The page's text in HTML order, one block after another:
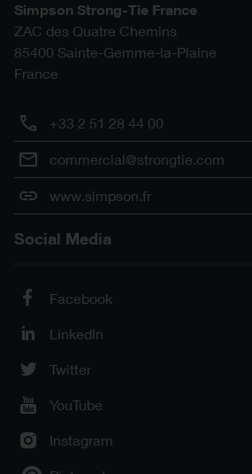
Simpson Strong-Tie France
ZAC des Quatre Chemins
85400 Sainte-Gemme-la-Plaine
France
+33 2 51 28 44 00
commercial@strongtie.com
www.simpson.fr
Social Media
Facebook
LinkedIn
Twitter
YouTube
Instagram